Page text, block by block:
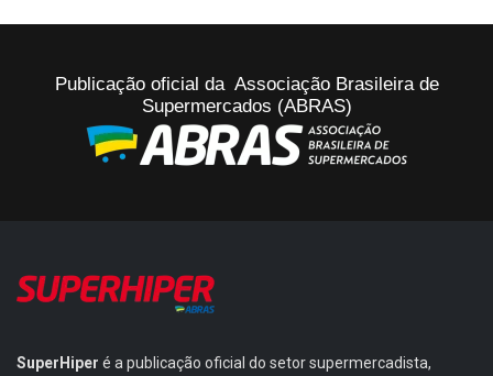
Publicação oficial da Associação Brasileira de
Supermercados (ABRAS)
SuperHiper é a publicação oficial do setor supermercadista,